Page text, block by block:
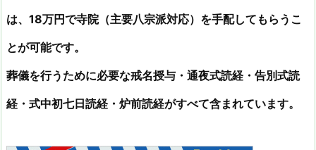
は、18万円で寺院（主要八宗派対応）を手配してもらうこ
とが可能です。
葬儀を行うために必要な戒名授与・通夜式読経・告別式読
経・式中初七日読経・炉前読経がすべて含まれています。